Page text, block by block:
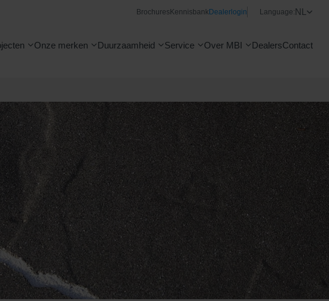
Brochures KennisbankDealerlogin Language:NL
Onze merken Duurzaamheid Service Over MBI DealersContact